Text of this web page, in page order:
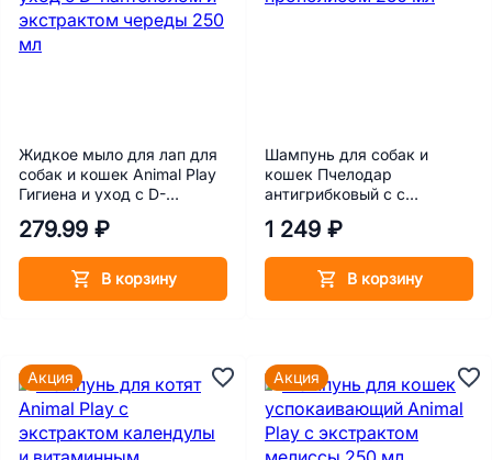
Жидкое мыло для лап для
собак и кошек Animal Play
Гигиена и уход с D-
череды 250 мл
279.99 ₽
В корзину
Шампунь для собак и
кошек Пчелодар
антигрибковый с с
1 249 ₽
В корзину
Акция Акция